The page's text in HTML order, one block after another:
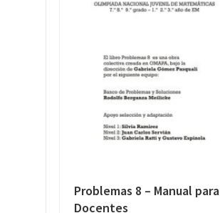
Problemas 8 – Manual para
Docentes